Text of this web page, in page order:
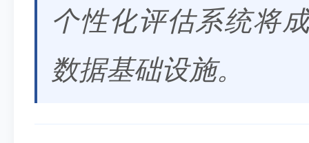
个性化评估系统将
数据基础设施。